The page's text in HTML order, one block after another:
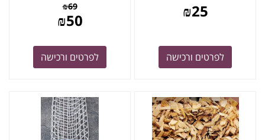
₪25
לפרטים ורכישה
₪69
₪50
לפרטים ורכישה